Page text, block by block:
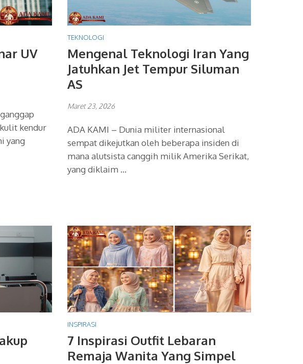
UV
kendur
yang
TEKNOLOGI
Mengenal Teknologi Iran Yang
Jatuhkan Jet Tempur Siluman
AS
Maret 23, 2026
ADA KAMI – Dunia militer internasional
sempat dikejutkan oleh beberapa insiden di
mana alutsista canggih milik Amerika Serikat,
yang diklaim …
INSPIRASI
7 Inspirasi Outfit Lebaran
Remaja Wanita Yang Simpel